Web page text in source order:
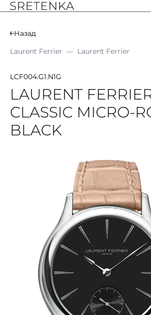
Назад
Laurent Ferrier — Laurent Ferrier
LCF004.G1.N1G
LAURENT
CLASSIC MICRO-
BLACK